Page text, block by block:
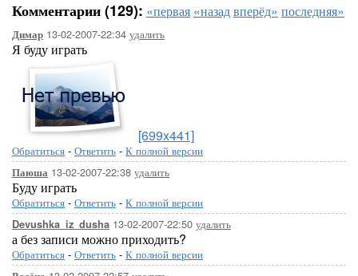
Комментарии (129): «первая «назадвперёд» последняя»
Димар 13-02-2007-22:34 удалить
Я буду играть
[699x441]
Обратиться - Ответить - К полной версии
Паюша 13-02-2007-22:38 удалить
Буду играть
Обратиться - Ответить - К полной версии
Devushka_iz_dusha 13-02-2007-22:50 удалить
а без записи можно приходить?
Обратиться - Ответить - К полной версии